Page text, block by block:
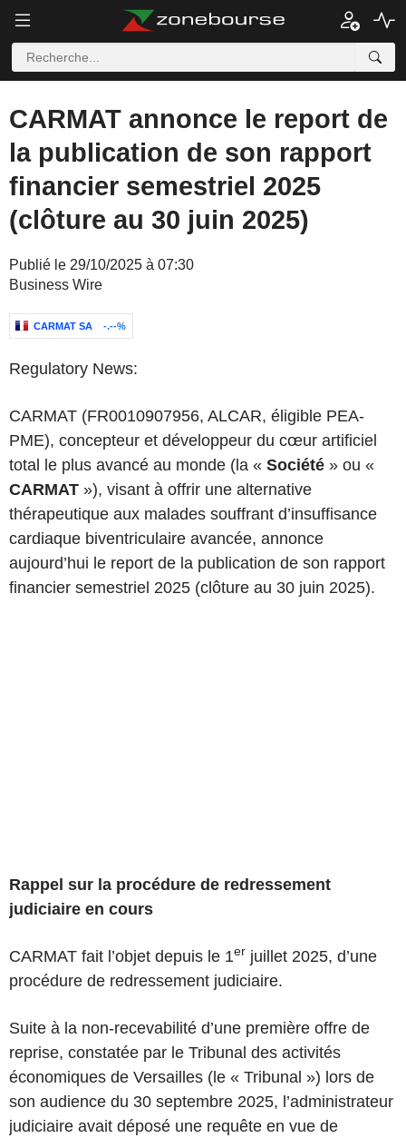
CARMAT annonce le report de
la publication de son rapport
financier semestriel 2025
(clôture au 30 juin 2025)
Publié le 29/10/2025 à 07:30
Business Wire
CARMAT SA -.--%
Regulatory News:
CARMAT (FR0010907956, ALCAR, éligible PEA-
PME), concepteur et développeur du cœur artificiel
total le plus avancé au monde (la « Société » ou «
CARMAT »), visant à offrir une alternative
thérapeutique aux malades souffrant d’insuffisance
cardiaque biventriculaire avancée, annonce
aujourd’hui le report de la publication de son rapport
financier semestriel 2025 (clôture au 30 juin 2025).
Rappel sur la procédure de redressement
judiciaire en cours
CARMAT fait l’objet depuis le 1er juillet 2025, d’une
procédure de redressement judiciaire.
Suite à la non-recevabilité d’une première offre de
reprise, constatée par le Tribunal des activités
économiques de Versailles (le « Tribunal ») lors de
son audience du 30 septembre 2025, l’administrateur
judiciaire avait déposé une requête en vue de